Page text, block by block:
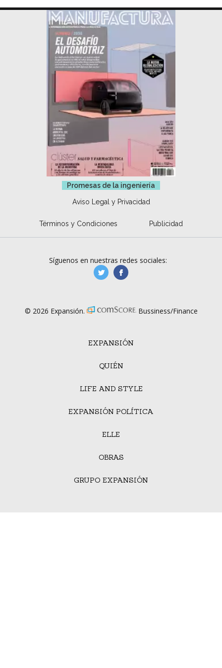
Promesas de la ingeniería
Aviso Legal y Privacidad
Términos y Condiciones Publicidad
EXPANSIÓN
QUIÉN
LIFE AND STYLE
EXPANSIÓN POLÍTICA
ELLE
OBRAS
GRUPO EXPANSIÓN
Síguenos en nuestras redes sociales:
manufacturaGE
© 2026 Expansión. Bussiness/Finance